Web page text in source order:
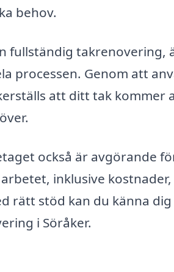
behov.
fullständig takrenovering,
processen. Genom att
att ditt tak kommer
också är avgörande
inklusive kostnader,
rätt stöd kan du känna
i Söråker.